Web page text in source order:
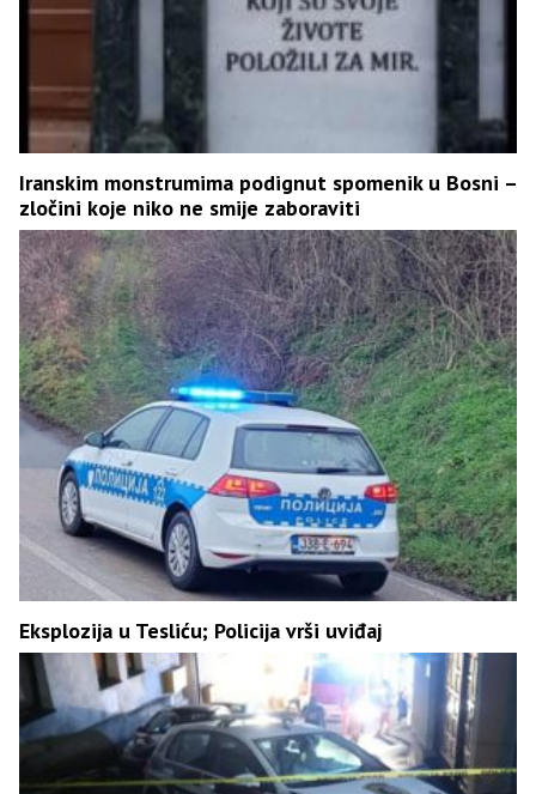
Iranskim monstrumima podignut spomenik u Bosni –
zločini koje niko ne smije zaboraviti
Eksplozija u Tesliću; Policija vrši uviđaj